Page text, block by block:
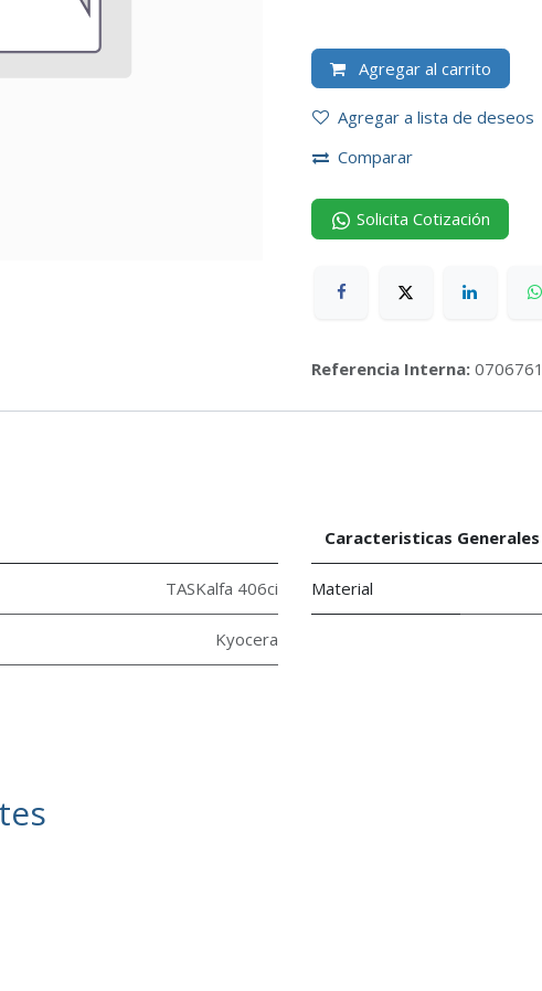
Agregar al carrito
Agregar a lista de deseos
Comparar
Solicita Cotización
Referencia Interna:
TASKalfa 406ci
Kyocera
Caracteristicas Generales
Material